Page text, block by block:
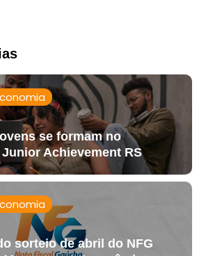
se formam no
Achievement RS
sorteio de abril do NFG